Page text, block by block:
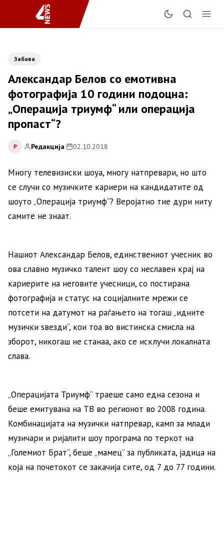
Забава
Александар Белов со емотивна
фотографија 10 години подоцна:
„Операција триумф“ или операција
пропаст“?
Р Редакција| 02.10.2018
Многу телевизиски шоуа, многу натпревари, но што
се случи со музичките кариери на кандидатите од
шоуто „Операција триумф“? Веројатно тие дури ниту
самите не знаат.
Нашиот Александар Белов, единствениот учесник во
ова славно музичко талент шоу со неславен крај на
кариерите на неговите учесници, со постирана
фотографија и статус на социјалните мрежи се
потсети на датумот на раѓањето на тогаш „идните
музички ѕвезди“, кои тоа во вистинска смисла на
зборот, никогаш не станаа, ако се исклучи локалната
слава.
„Операцијата Триумф“ траеше само една сезона и
беше емитувана на ТВ во регионот во 2008 година.
Комбинацијата на музички натпревар, камп за млади
музичари и ријалити шоу програма по теркот на
„Големиот Брат“, беше „мамец“ за публиката, јадица на
која на почетокот се закачија сите, од 7 до 77 години.